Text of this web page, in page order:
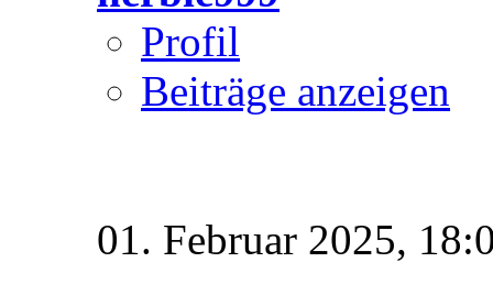
Profil
Beiträge anzeigen
01. Februar 2025,